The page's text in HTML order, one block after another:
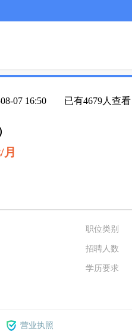
07 16:50 已有4679人查看
月
职位类别
招聘人数
学历要求
营业执照